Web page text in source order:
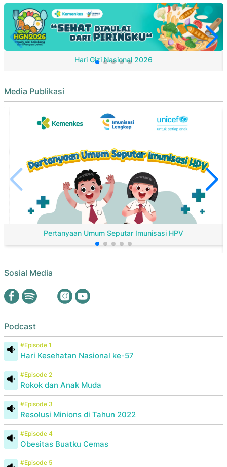
Hari Gizi Nasional 2026
Media Publikasi
Pertanyaan Umum Seputar Imunisasi HPV
Sosial Media
Podcast
#Episode 1
Hari Kesehatan Nasional ke-57
#Episode 2
Rokok dan Anak Muda
#Episode 3
Resolusi Minions di Tahun 2022
#Episode 4
Obesitas Buatku Cemas
#Episode 5